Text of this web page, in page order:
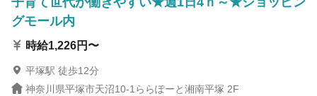
グモール内
時給1,226円〜
平塚駅 徒歩12分
神奈川県平塚市天沼10-1ららぽーと湘南平塚 2F